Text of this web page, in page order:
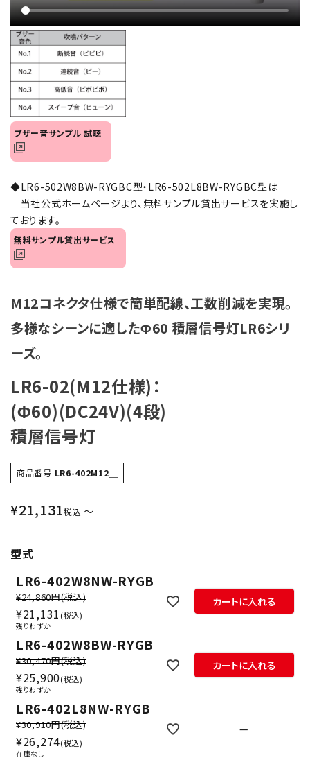
ブザー音サンプル 試聴
◆LR6-502W8BW-RYGBC型・LR6-502L8BW-RYGBC型は
当社公式ホームページより、無料サンプル貸出サービスを実施し
ております。
無料サンプル貸出サービス
M12コネクタ仕様で簡単配線、工数削減を実現。
多様なシーンに適したΦ60 積層信号灯LR6シリ
ーズ。
LR6-02(M12仕様)：
(Φ60)(DC24V)(4段)
積層信号灯
商品番号 LR6-402M12＿
¥21,131税込 〜
型式
LR6-402W8NW-RYGB
¥24,860円(税込)
¥21,131 税込
残りわずか
カートに入れる
LR6-402W8BW-RYGB
¥30,470円(税込)
¥25,900 税込
残りわずか
カートに入れる
LR6-402L8NW-RYGB
¥30,910円(税込)
¥26,274 税込
在庫なし
—